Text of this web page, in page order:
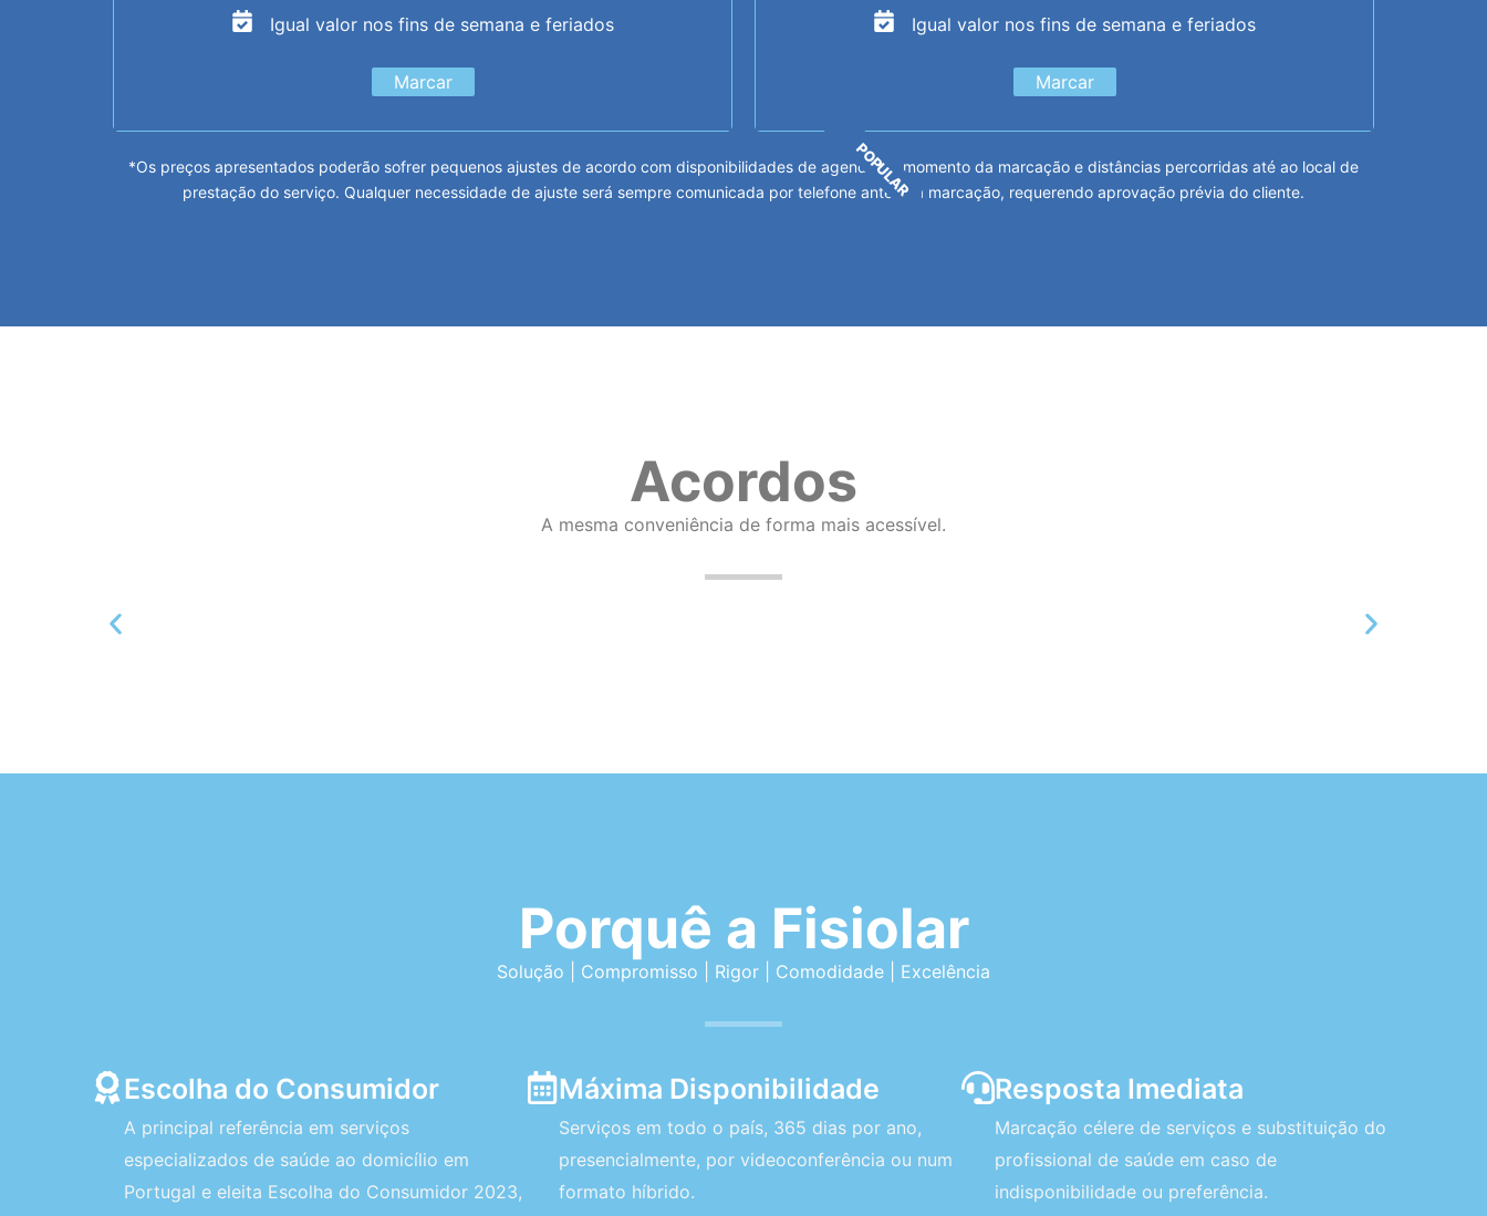
Igual valor nos fins de semana e feriados
Marcar
Igual valor nos fins de semana e feriados
Marcar
POPULAR
*Os preços apresentados poderão sofrer pequenos ajustes de acordo com disponibilidades de agenda no momento da marcação e distâncias percorridas até ao local de
prestação do serviço. Qualquer necessidade de ajuste será sempre comunicada por telefone antes da marcação, requerendo aprovação prévia do cliente.
Acordos
A mesma conveniência de forma mais acessível.
Porquê a Fisiolar
Solução | Compromisso | Rigor | Comodidade | Excelência
Escolha do Consumidor
A principal referência em serviços
especializados de saúde ao domicílio em
Portugal e eleita Escolha do Consumidor 2023,
Máxima Disponibilidade
Serviços em todo o país, 365 dias por ano,
presencialmente, por videoconferência ou num
formato híbrido.
Resposta Imediata
Marcação célere de serviços e substituição do
profissional de saúde em caso de
indisponibilidade ou preferência.